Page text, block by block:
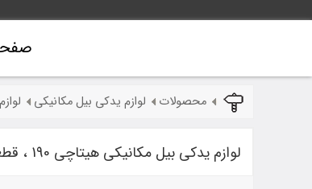
محصولات لوازم یدکی بیل مکانیکی
لوازم یدکی بیل مکانیکی هیتاچی 190 ، قطعات بیل مکانیکی 190